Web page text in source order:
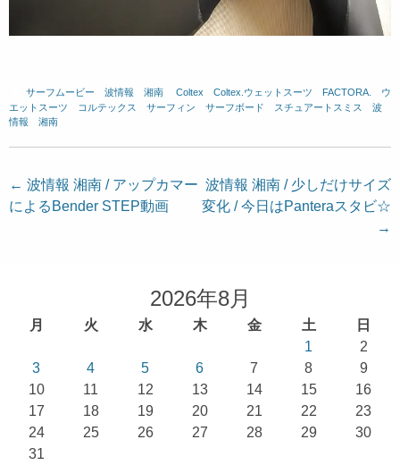
サーフムービー 波情報 湘南 Coltex Coltex.ウェットスーツ FACTORA.
ウ
エットスーツ
コルテックス サーフィン サーフボード スチュアートスミス
波
情報 湘南
投
稿
← 波情報 湘南 / アップカマー
によるBender STEP動画
波情報 湘南 / 少しだけサイズ
変化 / 今日はPanteraスタビ☆
→
2026年8月
月 火 水 木 金 土
日
1
2
3
4 5 6 7 8
9
10
11 12 13 14 15
16
17
18 19 20 21 22
23
24
25 26 27 28 29
30
31